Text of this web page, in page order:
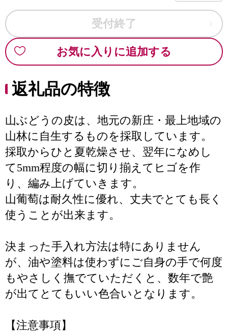
受付終了
お気に入りに追加する
返礼品の特徴
山ぶどうの皮は、地元の新庄・最上地域の
山林に自生するものを採取しています。
採取からひと夏乾燥させ、翌年になめし
て5mm程度の幅に切り揃えてヒゴを作
り、編み上げていきます。
山葡萄は耐久性に優れ、丈夫でとても長く
使うことが出来ます。
決まった手入れ方法は特にありません
が、油や塗料は使わずにご自身の手で何度
もやさしく撫でていただくと、数年で艶
が出てとてもいい色合いとなります。
【注意事項】